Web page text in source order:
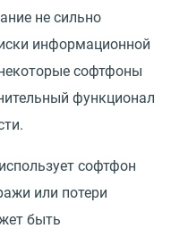
не сильно
информационной
софтфоны
функционал
софтфон
или потери
быть